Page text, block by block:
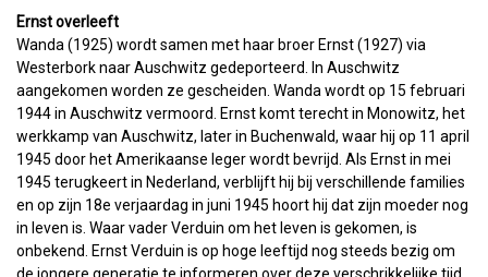
Ernst overleeft
Wanda (1925) wordt samen met haar broer Ernst (1927) via
Westerbork naar Auschwitz gedeporteerd. In Auschwitz
aangekomen worden ze gescheiden. Wanda wordt op 15 februari
1944 in Auschwitz vermoord. Ernst komt terecht in Monowitz, het
werkkamp van Auschwitz, later in Buchenwald, waar hij op 11 april
1945 door het Amerikaanse leger wordt bevrijd. Als Ernst in mei
1945 terugkeert in Nederland, verblijft hij bij verschillende families
en op zijn 18e verjaardag in juni 1945 hoort hij dat zijn moeder nog
in leven is. Waar vader Verduin om het leven is gekomen, is
onbekend. Ernst Verduin is op hoge leeftijd nog steeds bezig om